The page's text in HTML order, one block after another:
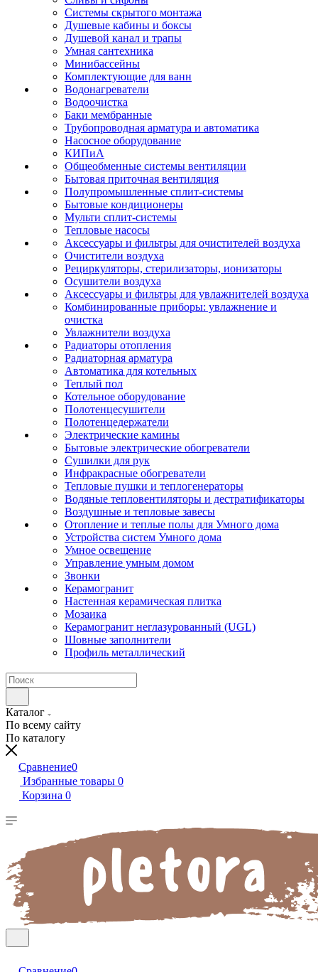
Системы скрытого монтажа
Душевые кабины и боксы
Душевой канал и трапы
Умная сантехника
Минибассейны
Комплектующие для ванн
Водонагреватели
Водоочистка
Баки мембранные
Трубопроводная арматура и автоматика
Насосное оборудование
КИПиА
Общеобменные системы вентиляции
Бытовая приточная вентиляция
Полупромышленные сплит-системы
Бытовые кондиционеры
Мульти сплит-системы
Тепловые насосы
Аксессуары и фильтры для очистителей воздуха
Очистители воздуха
Рециркуляторы, стерилизаторы, ионизаторы
Осушители воздуха
Аксессуары и фильтры для увлажнителей воздуха
Комбинированные приборы: увлажнение и
очистка
Увлажнители воздуха
Радиаторы отопления
Радиаторная арматура
Автоматика для котельных
Теплый пол
Котельное оборудование
Полотенцесушители
Полотенцедержатели
Электрические камины
Бытовые электрические обогреватели
Сушилки для рук
Инфракрасные обогреватели
Тепловые пушки и теплогенераторы
Водяные тепловентиляторы и дестратификаторы
Воздушные и тепловые завесы
Отопление и теплые полы для Умного дома
Устройства систем Умного дома
Умное освещение
Управление умным домом
Звонки
Керамогранит
Настенная керамическая плитка
Мозаика
Керамогранит неглазурованный (UGL)
Шовные заполнители
Профиль металлический
Каталог
По всему сайту
По каталогу
Сравнение0
Избранные товары 0
Корзина 0